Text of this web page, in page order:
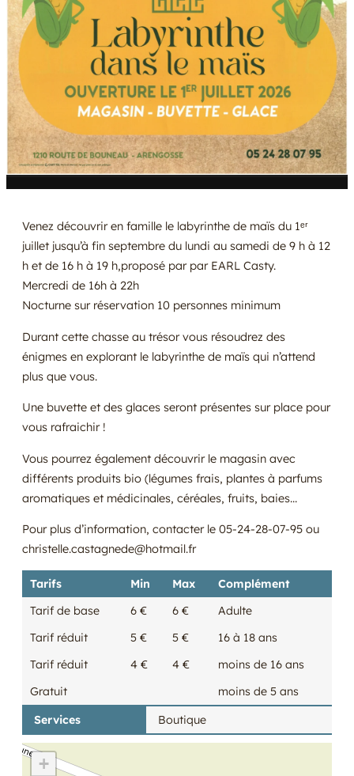
Venez découvrir en famille le labyrinthe de maïs du 1ᵉʳ
juillet jusqu’à fin septembre du lundi au samedi de 9 h à 12
h et de 16 h à 19 h,proposé par par EARL Casty.
Mercredi de 16h à 22h
Nocturne sur réservation 10 personnes minimum
Durant cette chasse au trésor vous résoudrez des
énigmes en explorant le labyrinthe de maïs qui n’attend
plus que vous.
Une buvette et des glaces seront présentes sur place pour
vous rafraichir !
Vous pourrez également découvrir le magasin avec
différents produits bio (légumes frais, plantes à parfums
aromatiques et médicinales, céréales, fruits, baies…
Pour plus d’information, contacter le 05-24-28-07-95 ou
christelle.castagnede@hotmail.fr
Tarifs Min Max
Complément
Tarif de base
6 € 6 €
Adulte
Tarif réduit
5 € 5 €
16 à 18 ans
Tarif réduit
4 € 4 €
moins de 16 ans
Gratuit
moins de 5 ans
Services
Boutique
+